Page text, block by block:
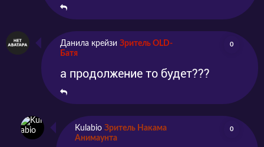
Данила крейзи Зритель OLD-
Батя
0
а продолжение то будет???
Kulabio Зритель Накама
Анимаунта
0